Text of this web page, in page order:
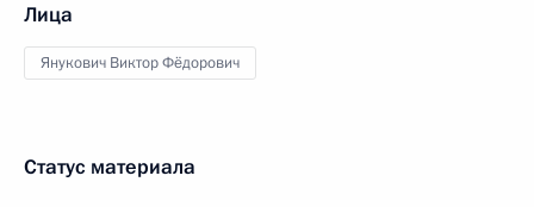
Лица
Янукович Виктор Фёдорович
Статус материала